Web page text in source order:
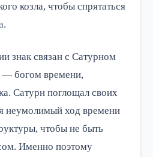
козла, чтобы спрятаться
знак связан с Сатурном
— богом времени,
Сатурн поглощал своих
неумолимый ход времени
чтобы не быть
Именно поэтому